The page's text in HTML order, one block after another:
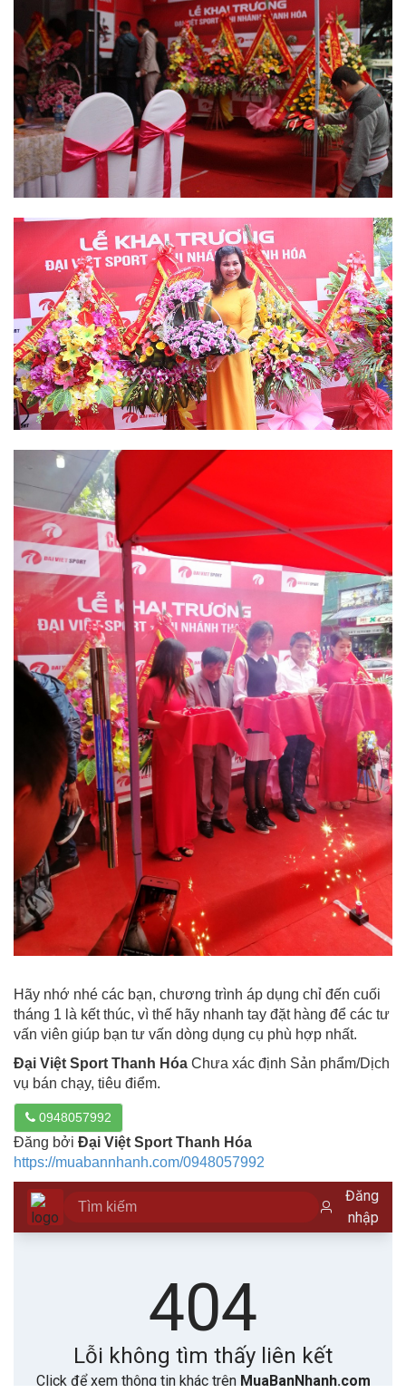
Hãy nhớ nhé các bạn, chương trình áp dụng chỉ đến cuối
tháng 1 là kết thúc, vì thế hãy nhanh tay đặt hàng để các tư
vấn viên giúp bạn tư vấn dòng dụng cụ phù hợp nhất.
Đại Việt Sport Thanh Hóa Chưa xác định Sản phẩm/Dịch
vụ bán chạy, tiêu điểm.
0948057992
Đăng bởi Đại Việt Sport Thanh Hóa
https://muabannhanh.com/0948057992